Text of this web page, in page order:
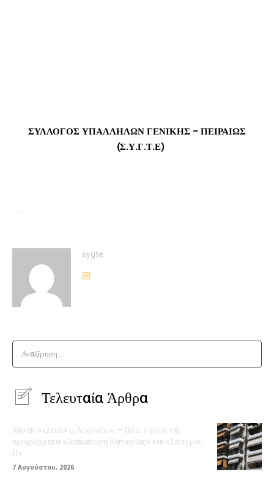
ΣΥΛΛΟΓΟΣ ΥΠΑΛΛΗΛΩΝ ΓΕΝΙΚΗΣ – ΠΕΙΡΑΙΩΣ
(Σ.Υ.Γ.Τ.Ε)
.
sygte
Αναζήτηση..
Τελευταία Άρθρα
Μήνας «κλειδί» ο Αύγουστος – Πότε λήγουν τα
προγράμματα «Ανακαίνιση Κατοικίας» και «Σπίτι μου
ΙΙ»
7 Αυγούστου, 2026